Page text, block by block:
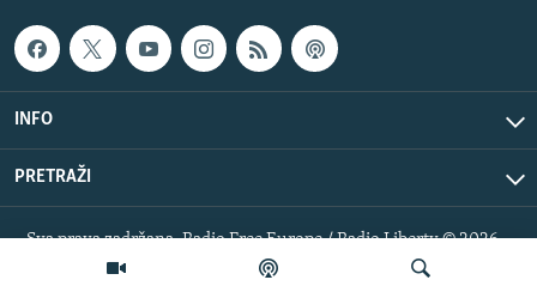
INFO
PRETRAŽI
Sva prava zadržana. Radio Free Europe / Radio Liberty © 2026
RFE/RL, Inc.